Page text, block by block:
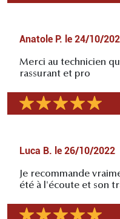
Anatole P. le 24/10/
Merci au technicien
rassurant et pro
Luca B. le 26/10/2022
Je recommande
été à l'écoute et son